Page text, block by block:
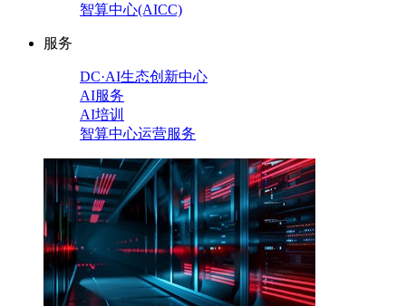
智算中心(AICC)
服务
DC·AI生态创新中心
AI服务
AI培训
智算中心运营服务